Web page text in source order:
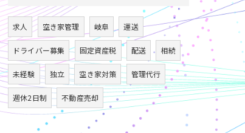
求人 空き家管理 岐阜 運送
ドライバー募集 固定資産税 配送 相続
未経験 独立 空き家対策 管理代行
週休2日制 不動産売却